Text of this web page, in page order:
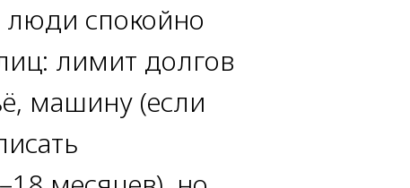
люди спокойно
лимит долгов
машину (если